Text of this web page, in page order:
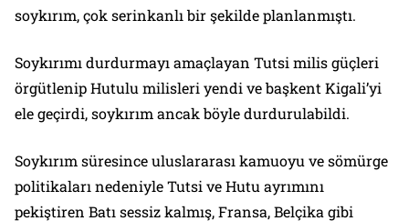
soykırım, çok serinkanlı bir şekilde planlanmıştı.
Soykırımı durdurmayı amaçlayan Tutsi milis güçleri
örgütlenip Hutulu milisleri yendi ve başkent Kigali’yi
ele geçirdi, soykırım ancak böyle durdurulabildi.
Soykırım süresince uluslararası kamuoyu ve sömürge
politikaları nedeniyle Tutsi ve Hutu ayrımını
pekiştiren Batı sessiz kalmış, Fransa, Belçika gibi